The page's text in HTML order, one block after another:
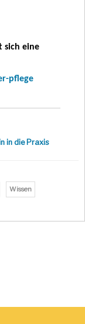
sich eine
pflege
in die Praxis
Wissen